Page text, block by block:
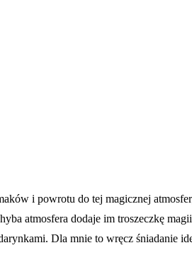
i powrotu do tej magicznej
atmosfera dodaje im troszeczkę
Dla mnie to wręcz śniadanie